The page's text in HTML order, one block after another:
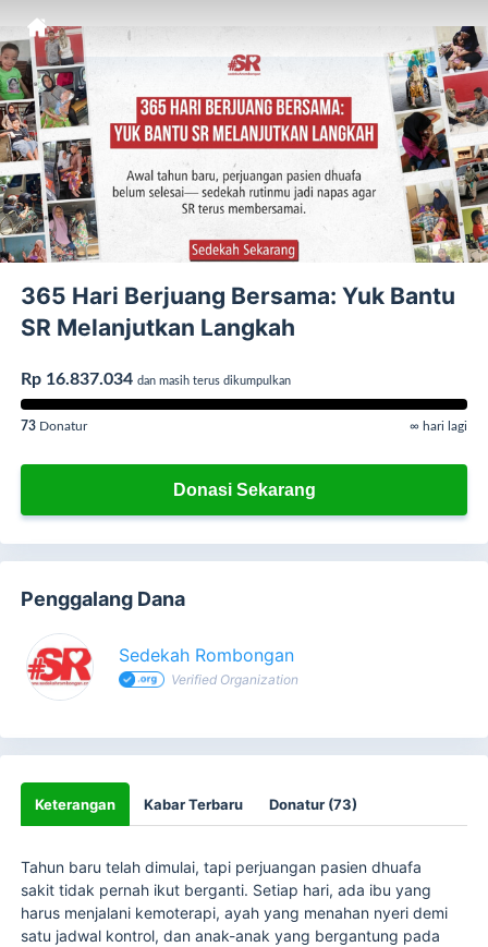
365 Hari Berjuang Bersama: Yuk Bantu
SR Melanjutkan Langkah
Rp 16.837.034 dan masih terus dikumpulkan
73 Donatur ∞ hari lagi
Donasi Sekarang
Penggalang Dana
Sedekah Rombongan
Verified Organization
Keterangan Kabar Terbaru Donatur (73)
Tahun baru telah dimulai, tapi perjuangan pasien dhuafa
sakit tidak pernah ikut berganti. Setiap hari, ada ibu yang
harus menjalani kemoterapi, ayah yang menahan nyeri demi
satu jadwal kontrol, dan anak-anak yang bergantung pada